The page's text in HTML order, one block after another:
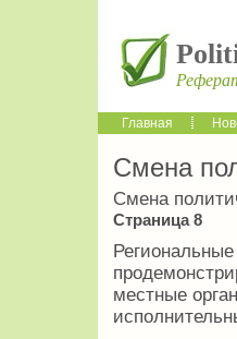
Главная
Смена
Смена
Страница 8
местные